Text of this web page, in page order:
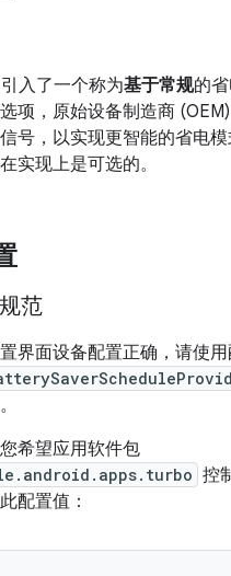
入了一个称为基于常规的
项，原始设备制造商
号，以实现更智能的省电
实现上是可选的。
范
界面设备配置正确，请使
希望应用软件包
控
配置值：